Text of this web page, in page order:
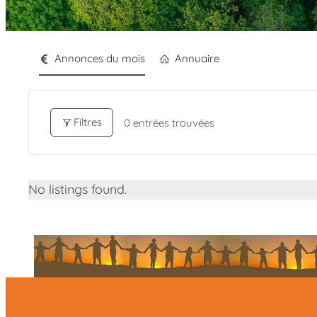
Annonces du mois Annuaire
Filtres 0 entrées trouvées
No listings found.